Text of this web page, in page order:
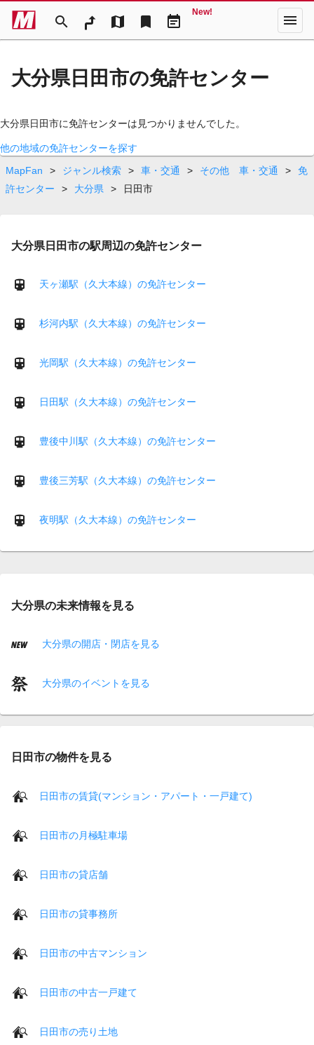
search map bookmark event_note
New! menu
大分県日田市の免許センター
大分県日田市に免許センターは見つかりませんでした。
他の地域の免許センターを探す
MapFan
> ジャンル検索 > 車・交通 > その他 車・交通 >
免
許センター
> 大分県 > 日田市
大分県日田市の駅周辺の免許センター
天ヶ瀬駅（久大本線）の免許センター
杉河内駅（久大本線）の免許センター
光岡駅（久大本線）の免許センター
日田駅（久大本線）の免許センター
豊後中川駅（久大本線）の免許センター
豊後三芳駅（久大本線）の免許センター
夜明駅（久大本線）の免許センター
大分県の未来情報を見る
大分県の開店・閉店を見る
大分県のイベントを見る
日田市の物件を見る
日田市の賃貸(マンション・アパート・一戸建て)
日田市の月極駐車場
日田市の貸店舗
日田市の貸事務所
日田市の中古マンション
日田市の中古一戸建て
日田市の売り土地